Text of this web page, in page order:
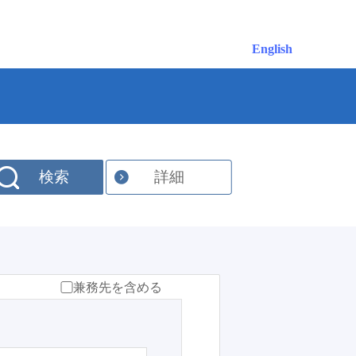
English
検索 詳細
兼務先を含める